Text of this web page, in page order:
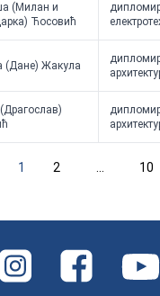
(Милан и
Ћосовић
(Дане) Жакула
1 2 ... 10